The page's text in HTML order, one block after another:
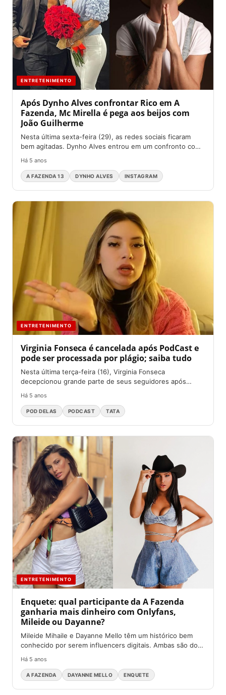
ENTRETENIMENTO
Após Dynho Alves confrontar Rico em A
Fazenda, Mc Mirella é pega aos beijos com
João Guilherme
Nesta última sexta-feira (29), as redes sociais ficaram
bem agitadas. Dynho Alves entrou em um confronto com
Há 5 anos
A FAZENDA 13 DYNHO ALVES INSTAGRAM
ENTRETENIMENTO
Virginia Fonseca é cancelada após PodCast e
pode ser processada por plágio; saiba tudo
Nesta última terça-feira (16), Virginia Fonseca
decepcionou grande parte de seus seguidores após
Há 5 anos
POD DELAS PODCAST TATA
ENTRETENIMENTO
Enquete: qual participante da A Fazenda
ganharia mais dinheiro com Onlyfans,
Mileide ou Dayanne?
Mileide Mihaile e Dayanne Mello têm um histórico bem
conhecido por serem influencers digitais. Ambas são dona
Há 5 anos
A FAZENDA DAYANNE MELLO ENQUETE